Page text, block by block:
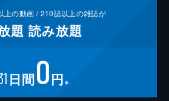
上の動画 /210誌以上の雑誌が
題 読み放題
日間0円 ※